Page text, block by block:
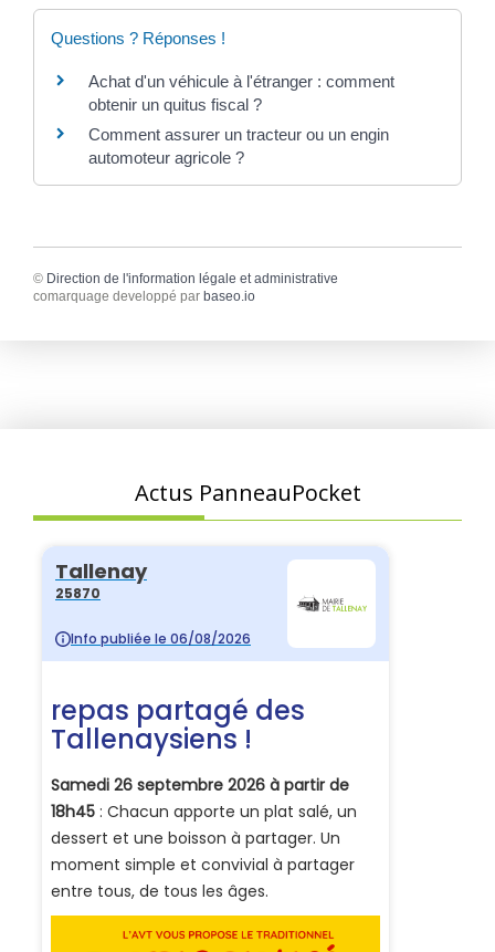
Questions ? Réponses !
Achat d'un véhicule à l'étranger : comment
obtenir un quitus fiscal ?
Comment assurer un tracteur ou un engin
automoteur agricole ?
© Direction de l'information légale et administrative
comarquage developpé par baseo.io
Actus PanneauPocket